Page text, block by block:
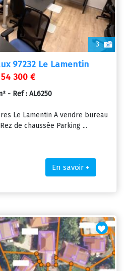
3
97232 Le Lamentin
54 300 €
- Ref : AL6250
Le Lamentin A vendre bureau
de chaussée Parking ...
En savoir +